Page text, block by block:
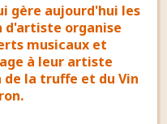
gère aujourd'hui les
d'artiste organise
musicaux et
à leur artiste
la truffe et du Vin